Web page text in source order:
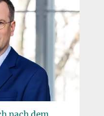
Archive“
Sonnensystemforschung
50 Jahre nach den Apollo-